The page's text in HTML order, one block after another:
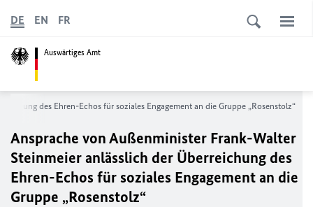
Auswärtiges Amt
DE EN FR
des Ehren-Echos für soziales Engagement an die Gruppe „Rosenstolz“
Ansprache von Außenminister Frank-Walter
Steinmeier anlässlich der Überreichung des
Ehren-Echos für soziales Engagement an die
Gruppe „Rosenstolz“